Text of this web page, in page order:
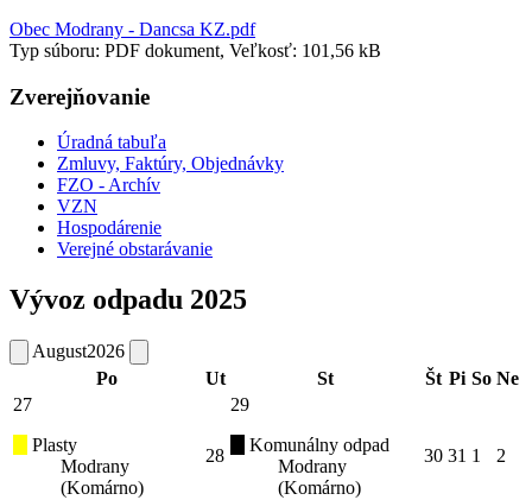
Obec Modrany - Dancsa KZ.pdf
Typ súboru: PDF dokument, Veľkosť: 101,56 kB
Zverejňovanie
Úradná tabuľa
Zmluvy, Faktúry, Objednávky
FZO - Archív
VZN
Hospodárenie
Verejné obstarávanie
Vývoz odpadu 2025
August2026
Po
Ut St Št Pi So Ne
27
Plasty
Modrany
(Komárno)
28
29
Komunálny odpad
Modrany
(Komárno)
30 31 1 2